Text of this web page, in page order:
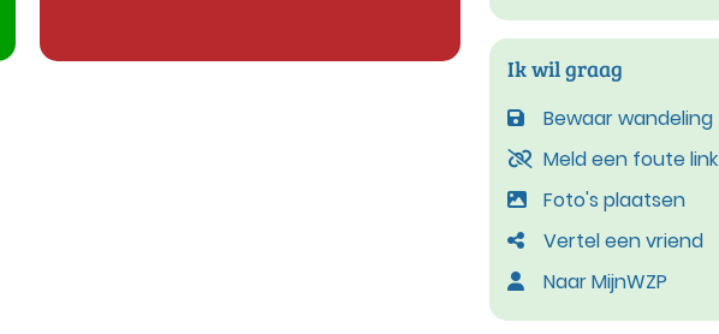
Ik wil graag
Bewaar wandeling
Meld een foute link
Foto's plaatsen
Vertel een vriend
Naar MijnWZP